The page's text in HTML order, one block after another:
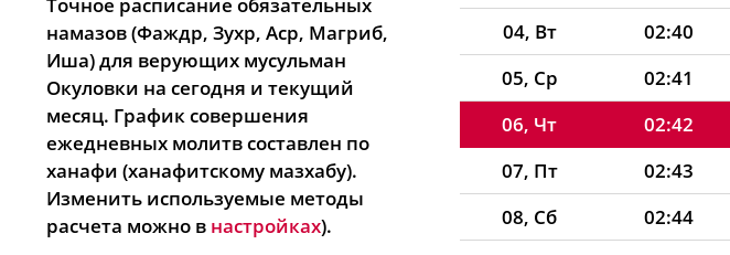
намазов (Фаждр, Зухр, Аср, Магриб,
Иша) для верующих мусульман
Окуловки на сегодня и текущий
месяц. График совершения
ежедневных молитв составлен по
ханафи (ханафитскому мазхабу).
Изменить используемые методы
расчета можно в настройках).
04, Вт
02:40
05, Ср
02:41
06, Чт
02:42
07, Пт
02:43
08, Сб
02:44